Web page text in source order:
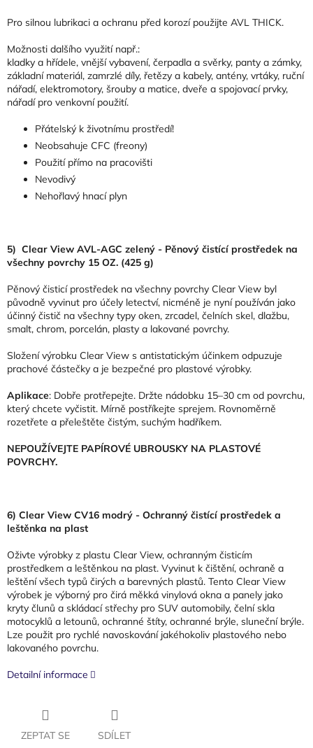
Pro silnou lubrikaci a ochranu před korozí použijte AVL THICK.
Možnosti dalšího využití např.:
kladky a hřídele, vnější vybavení, čerpadla a svěrky, panty a zámky,
základní materiál, zamrzlé díly, řetězy a kabely, antény, vrtáky, ruční
nářadí, elektromotory, šrouby a matice, dveře a spojovací prvky,
nářadí pro venkovní použití.
Přátelský k životnímu prostředí!
Neobsahuje CFC (freony)
Použití přímo na pracovišti
Nevodivý
Nehořlavý hnací plyn
5) Clear View AVL-AGC zelený - Pěnový čistící prostředek na
všechny povrchy 15 OZ. (425 g)
Pěnový čisticí prostředek na všechny povrchy Clear View byl
původně vyvinut pro účely letectví, nicméně je nyní používán jako
účinný čistič na všechny typy oken, zrcadel, čelních skel, dlažbu,
smalt, chrom, porcelán, plasty a lakované povrchy.
Složení výrobku Clear View s antistatickým účinkem odpuzuje
prachové částečky a je bezpečné pro plastové výrobky.
Aplikace: Dobře protřepejte. Držte nádobku 15–30 cm od povrchu,
který chcete vyčistit. Mírně postříkejte sprejem. Rovnoměrně
rozetřete a přeleštěte čistým, suchým hadříkem.
NEPOUŽÍVEJTE PAPÍROVÉ UBROUSKY NA PLASTOVÉ
POVRCHY.
6) Clear View CV16 modrý - Ochranný čistící prostředek a
leštěnka na plast
Oživte výrobky z plastu Clear View, ochranným čisticím
prostředkem a leštěnkou na plast. Vyvinut k čištění, ochraně a
leštění všech typů čirých a barevných plastů. Tento Clear View
výrobek je výborný pro čirá měkká vinylová okna a panely jako
kryty člunů a skládací střechy pro SUV automobily, čelní skla
motocyklů a letounů, ochranné štíty, ochranné brýle, sluneční brýle.
Lze použit pro rychlé navoskování jakéhokoliv plastového nebo
lakovaného povrchu.
Detailní informace
ZEPTAT SE SDÍLET